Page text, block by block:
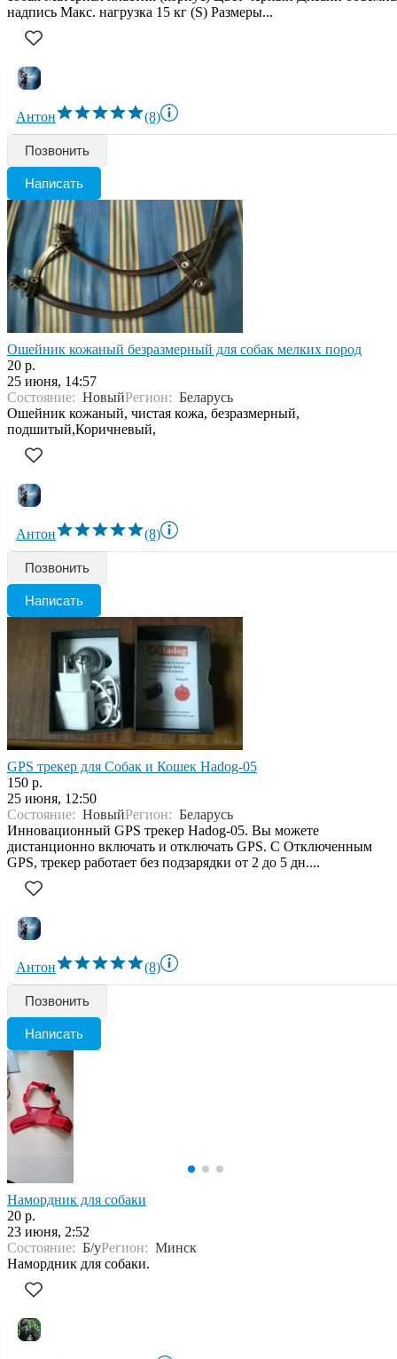
надпись Макс. нагрузка 15 кг (S) Размеры...
Антон (8)
Позвонить
Написать
Ошейник кожаный безразмерный для собак мелких пород
20 р.
25 июня, 14:57
Состояние: НовыйРегион: Беларусь
Ошейник кожаный, чистая кожа, безразмерный,
подшитый,Коричневый,
Антон (8)
Позвонить
Написать
GPS трекер для Собак и Кошек Hadog-05
150 р.
25 июня, 12:50
Состояние: НовыйРегион: Беларусь
Инновационный GPS трекер Hadog-05. Вы можете
дистанционно включать и отключать GPS. С Отключенным
GPS, трекер работает без подзарядки от 2 до 5 дн....
Антон (8)
Позвонить
Написать
Намордник для собаки
20 р.
23 июня, 2:52
Состояние: Б/уРегион: Минск
Намордник для собаки.